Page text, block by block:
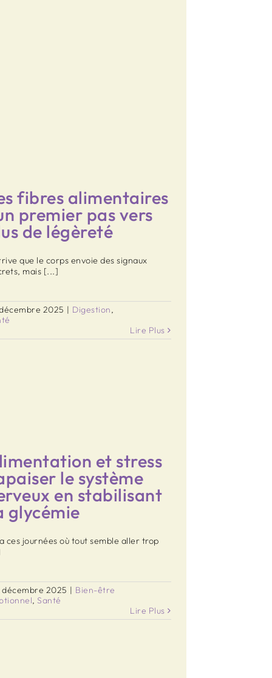
fibres alimentaires
premier pas vers
de légèreté
que le corps envoie des signaux
mais [...]
2025 | Digestion,
Lire Plus
et stress
le système
en stabilisant
glycémie
ces journées où tout semble aller trop
2025 | Bien-être
,Santé
Lire Plus